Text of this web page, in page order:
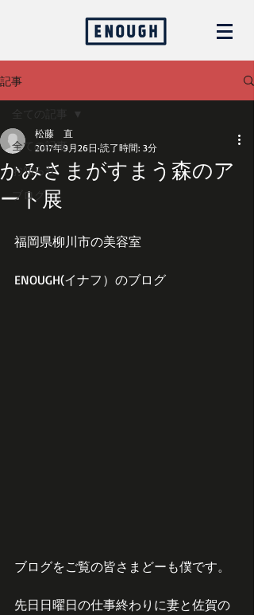
記事
全ての記事
お知らせ
ブログ
全ての記事
かみさまがすまう森のア
ート展
松藤 直
2017年9月26日 読了時間: 3分
福岡県柳川市の美容室
ENOUGH(イナフ）のブログ
ブログをご覧の皆さまどーも僕です。
先日日曜日の仕事終わりに妻と佐賀の